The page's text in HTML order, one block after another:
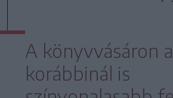
A könyvvásáron a
korábbinál is